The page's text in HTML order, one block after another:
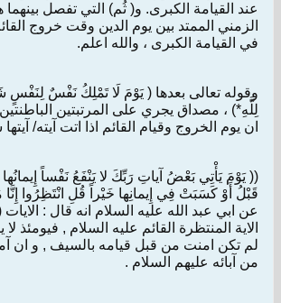
عند القيامة الكبرى. و( ثُم) التي تفصل
الزمني الممتد بين يوم الدين وقت خروج
في القيامة الكبرى ، والله اعلم.
وقوله تعالى بعدها ( يَوْمَ لَا تَمْلِكُ نَفْسٌ لِنَفْسٍ
لِلَّهِ*) ، مصداق يجري على المرتبتين
ان يوم الخروج وقيام القائم اذا اتت آيته/
(( يَوْمَ يَأْتِي بَعْضُ آياتِ رَبِّكَ لا يَنْفَعُ نَفْساً
قَبْلُ أَوْ كَسَبَتْ فِي إِيمانِها خَيْراً قُلِ انْتَظِرُوا
عن ابي عبد الله عليه السلام انه قال : الايات
الاية المنتظرة القائم عليه السلام , فيومئذ لا
لم تكن امنت من قبل قيامه بالسيف , و ان
من آبائه عليهم السلام .